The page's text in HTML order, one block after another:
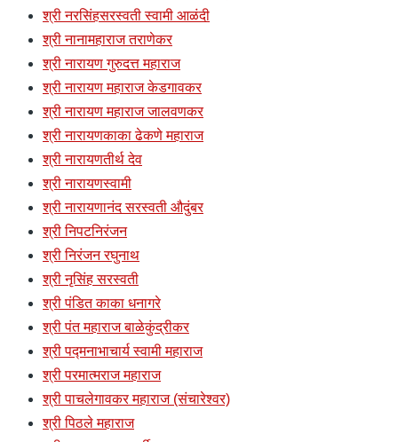
श्री नरसिंहसरस्वती स्वामी आळंदी
श्री नानामहाराज तराणेकर
श्री नारायण गुरुदत्त महाराज
श्री नारायण महाराज केडगावकर
श्री नारायण महाराज जालवणकर
श्री नारायणकाका ढेकणे महाराज
श्री नारायणतीर्थ देव
श्री नारायणस्वामी
श्री नारायणानंद सरस्वती औदुंबर
श्री निपटनिरंजन
श्री निरंजन रघुनाथ
श्री नृसिंह सरस्वती
श्री पंडित काका धनागरे
श्री पंत महाराज बाळेकुंद्रीकर
श्री पद्मनाभाचार्य स्वामी महाराज
श्री परमात्मराज महाराज
श्री पाचलेगावकर महाराज (संचारेश्वर)
श्री पिठले महाराज